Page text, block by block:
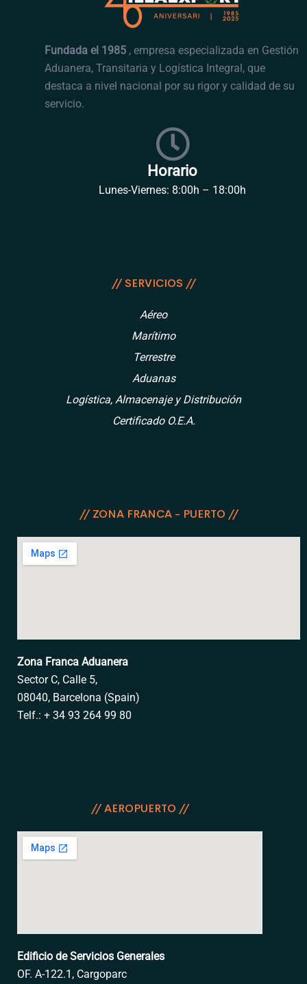
Fundada el 1985 , empresa especializada en Gestión
Aduanera, Transitaria y Logística Integral, que
destaca a nivel nacional por su rigor y calidad de su
servicio.
Horario
Lunes-Viernes: 8:00h – 18:00h
// SERVICIOS //
Aéreo
Marítimo
Terrestre
Aduanas
Logística, Almacenaje y Distribución
Certificado O.E.A.
// ZONA FRANCA - PUERTO //
Zona Franca Aduanera
Sector C, Calle 5,
08040, Barcelona (Spain)
Telf.: + 34 93 264 99 80
// AEROPUERTO //
Edificio de Servicios Generales
OF. A-122.1, Cargoparc